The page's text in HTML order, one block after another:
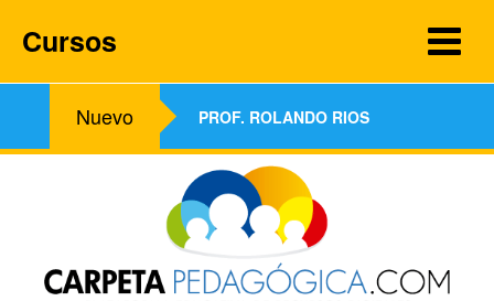
Nuevo PROF. ROLANDO RIOS
Cursos